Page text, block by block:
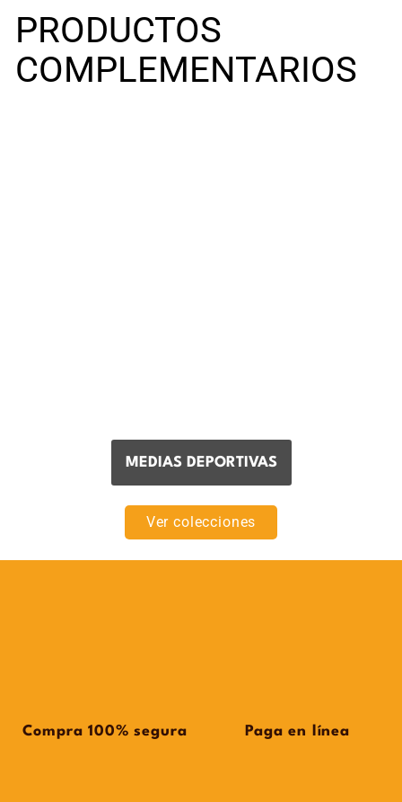
PRODUCTOS
COMPLEMENTARIOS
MEDIAS DEPORTIVAS
Ver colecciones
Compra 100% segura Paga en línea